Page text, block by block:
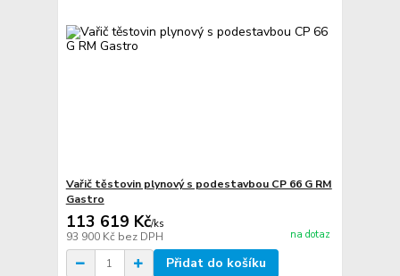
Vařič těstovin plynový s podestavbou CP 66 G RM
Gastro
113 619 Kč/ks
93 900 Kč bez DPH na dotaz
Přidat do košíku